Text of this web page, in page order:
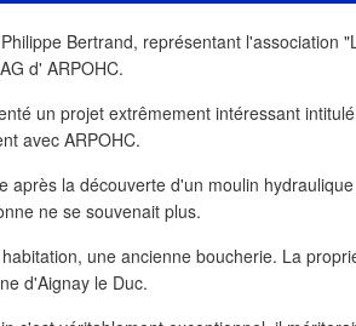
Bertrand, représentant l'association
d' ARPOHC.
un projet extrêmement intéressant
avec ARPOHC.
après la découverte d'un moulin
ne se souvenait plus.
une ancienne boucherie. La
d'Aignay le Duc.